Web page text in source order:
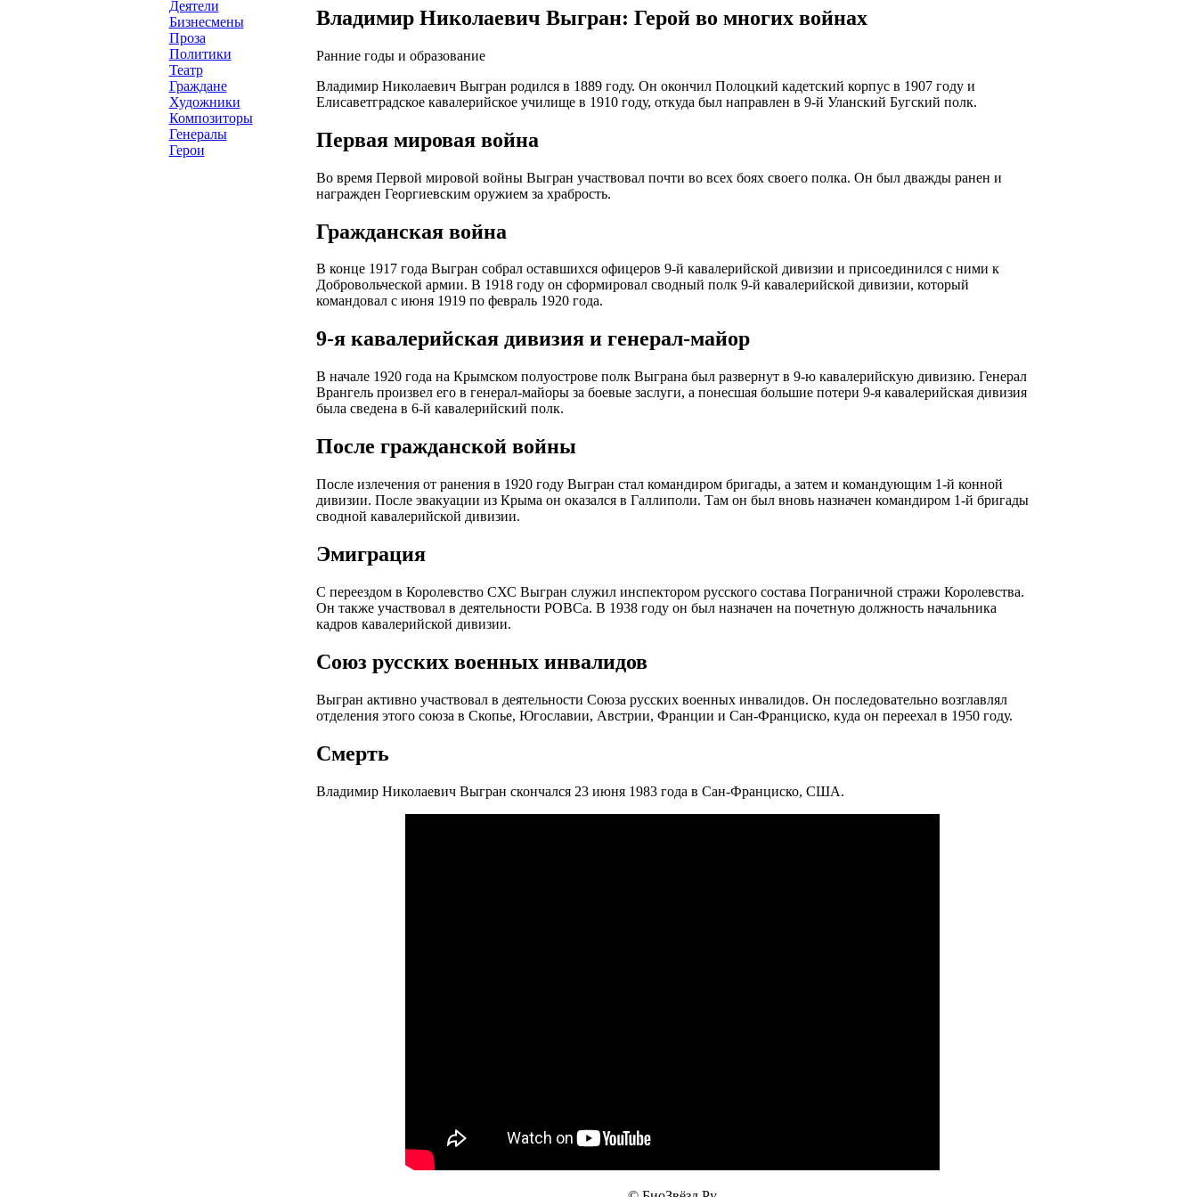
Деятели
Бизнесмены
Проза
Политики
Театр
Граждане
Художники
Композиторы
Генералы
Герои
Владимир Николаевич Выгран: Герой во многих войнах
Ранние годы и образование
Владимир Николаевич Выгран родился в 1889 году. Он окончил Полоцкий кадетский корпус в 1907 году и
Елисаветградское кавалерийское училище в 1910 году, откуда был направлен в 9-й Уланский Бугский полк.
Первая мировая война
Во время Первой мировой войны Выгран участвовал почти во всех боях своего полка. Он был дважды ранен и
награжден Георгиевским оружием за храбрость.
Гражданская война
В конце 1917 года Выгран собрал оставшихся офицеров 9-й кавалерийской дивизии и присоединился с ними к
Добровольческой армии. В 1918 году он сформировал сводный полк 9-й кавалерийской дивизии, который
командовал с июня 1919 по февраль 1920 года.
9-я кавалерийская дивизия и генерал-майор
В начале 1920 года на Крымском полуострове полк Выграна был развернут в 9-ю кавалерийскую дивизию. Генерал
Врангель произвел его в генерал-майоры за боевые заслуги, а понесшая большие потери 9-я кавалерийская дивизия
была сведена в 6-й кавалерийский полк.
После гражданской войны
После излечения от ранения в 1920 году Выгран стал командиром бригады, а затем и командующим 1-й конной
дивизии. После эвакуации из Крыма он оказался в Галлиполи. Там он был вновь назначен командиром 1-й бригады
сводной кавалерийской дивизии.
Эмиграция
С переездом в Королевство СХС Выгран служил инспектором русского состава Пограничной стражи Королевства.
Он также участвовал в деятельности РОВСа. В 1938 году он был назначен на почетную должность начальника
кадров кавалерийской дивизии.
Союз русских военных инвалидов
Выгран активно участвовал в деятельности Союза русских военных инвалидов. Он последовательно возглавлял
отделения этого союза в Скопье, Югославии, Австрии, Франции и Сан-Франциско, куда он переехал в 1950 году.
Смерть
Владимир Николаевич Выгран скончался 23 июня 1983 года в Сан-Франциско, США.